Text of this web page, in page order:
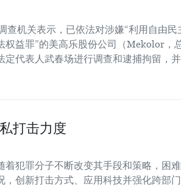
查机关表示，已依法对涉嫌“利用自由民
权益罪”的美高乐股份公司（Mekolor，
定代表人武春场进行调查和逮捕拘留，
打击力度
着犯罪分子不断改变其手段和策略，困
，创新打击方式、应用科技并强化跨部